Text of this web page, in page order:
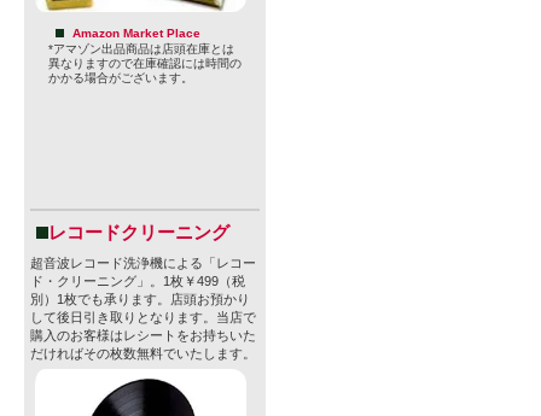
Amazon Market Place
*アマゾン出品商品は店頭在庫とは
異なりますので在庫確認には時間の
かかる場合がございます。
レコードクリーニング
超音波レコード洗浄機による「レコー
ド・クリーニング」。1枚￥499（税
別）1枚でも承ります。店頭お預かり
して後日引き取りとなります。当店で
購入のお客様はレシートをお持ちいた
だければその枚数無料でいたします。